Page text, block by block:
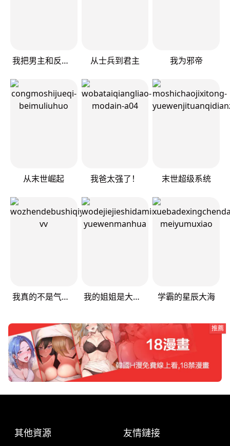
我把男主和反派都养歪了 从士兵到君主 我为邪帝
从末世崛起 我爸太强了！ 末世超级系统
我真的不是气运之子 我的姐姐是大明星 学霸的星辰大海
推薦
其他資源 友情鏈接